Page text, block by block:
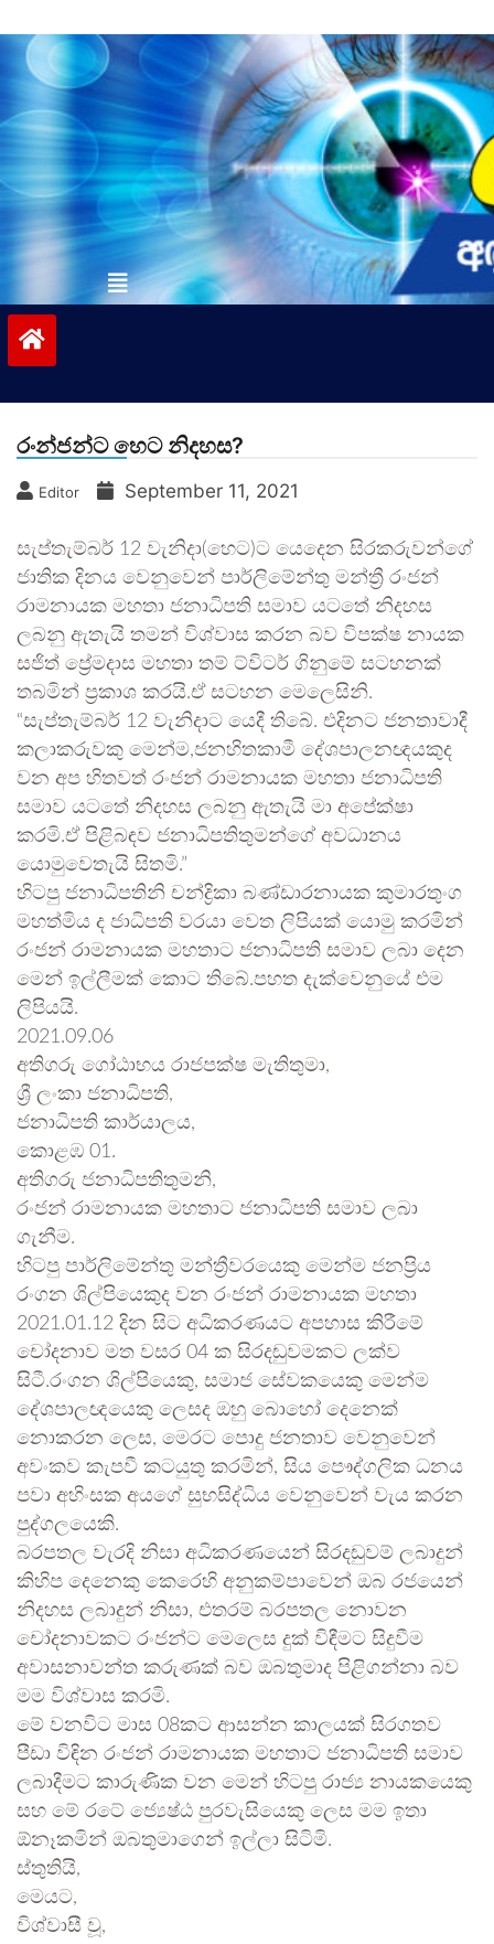
to
contentvinivida.lk
රංන්ජන්ට හෙට නිදහස?
Editor September 11, 2021
සැප්තැම්බර් 12 වැනිදා(හෙට)ට යෙදෙන සිරකරුවන්ගේ
ජාතික දිනය වෙනුවෙන් පාර්ලිමේන්තු මන්ත්‍රී රංජන්
රාමනායක මහතා ජනාධිපති සමාව යටතේ නිදහස
ලබනු ඇතැයි තමන් විශ්වාස කරන බව විපක්ෂ නායක
සජිත් ප්‍රේමදාස මහතා තම් ට්විටර් ගිනුමේ සටහනක්
තබමින් ප්‍රකාශ කරයි.ඒ සටහන මෙලෙසිනි.
“සැප්තැම්බර් 12 වැනිදාට යෙදී තිබේ. එදිනට ජනතාවාදී
කලාකරුවකු මෙන්ම,ජනහිතකාමී දේශපාලනඥයකුද
වන අප හිතවත් රංජන් රාමනායක මහතා ජනාධිපති
සමාව යටතේ නිදහස ලබනු ඇතැයි මා අපේක්ෂා
කරමි.ඒ පිළිබඳව ජනාධිපතිතුමන්ගේ අවධානය
යොමුවෙතැයි සිතමි.”
හිටපු ජනාධිපතිනි චන්ද්‍රිකා බණ්ඩාරනායක කුමාරතුංග
මහත්මිය ද ජාධිපති වරයා වෙත ලිපියක් යොමු කරමින්
රංජන් රාමනායක මහතාට ජනාධිපති සමාව ලබා දෙන
මෙන් ඉල්ලීමක් කොට තිබේ.පහත දැක්වෙනුයේ එම
ලිපියයි.
2021.09.06
අතිගරු ගෝඨාභය රාජපක්ෂ මැතිතුමා,
ශ්‍රී ලංකා ජනාධිපති,
ජනාධිපති කාර්යාලය,
කොළඹ 01.
අතිගරු ජනාධිපතිතුමනි,
රංජන් රාමනායක මහතාට ජනාධිපති සමාව ලබා
ගැනීම.
හිටපු පාර්ලිමේන්තු මන්ත්‍රීවරයෙකු මෙන්ම ජනප්‍රිය
රංගන ශිල්පියෙකුද වන රංජන් රාමනායක මහතා
2021.01.12 දින සිට අධිකරණයට අපහාස කිරීමේ
චෝදනාව මත වසර 04 ක සිරදඬුවමකට ලක්ව
සිටී.රංගන ශිල්පියෙකු, සමාජ සේවකයෙකු මෙන්ම
දේශපාලඥයෙකු ලෙසද ඔහු බොහෝ දෙනෙක්
නොකරන ලෙස, මෙරට පොදු ජනතාව වෙනුවෙන්
අවංකව කැපවී කටයුතු කරමින්, සිය පෞද්ගලික ධනය
පවා අහිංසක අයගේ සුභසිද්ධිය වෙනුවෙන් වැය කරන
පුද්ගලයෙකි.
බරපතල වැරදි නිසා අධිකරණයෙන් සිරදඬුවම් ලබාදුන්
කිහිප දෙනෙකු කෙරෙහි අනුකම්පාවෙන් ඔබ රජයෙන්
නිදහස ලබාදුන් නිසා, එතරම් බරපතල නොවන
චෝදනාවකට රංජන්ට මෙලෙස දුක් විඳීමට සිදුවීම
අවාසනාවන්ත කරුණක් බව ඔබතුමාද පිළිගන්නා බව
මම විශ්වාස කරමි.
මේ වනවිට මාස 08කට ආසන්න කාලයක් සිරගතව
පීඩා විඳින රංජන් රාමනායක මහතාට ජනාධිපති සමාව
ලබාදීමට කාරුණික වන මෙන් හිටපු රාජ්‍ය නායකයෙකු
සහ මේ රටේ ජ්‍යෙෂ්ඨ පුරවැසියෙකු ලෙස මම ඉතා
ඕනෑකමින් ඔබතුමාගෙන් ඉල්ලා සිටිමි.
ස්තුතියි,
මෙයට,
විශ්වාසී වූ,